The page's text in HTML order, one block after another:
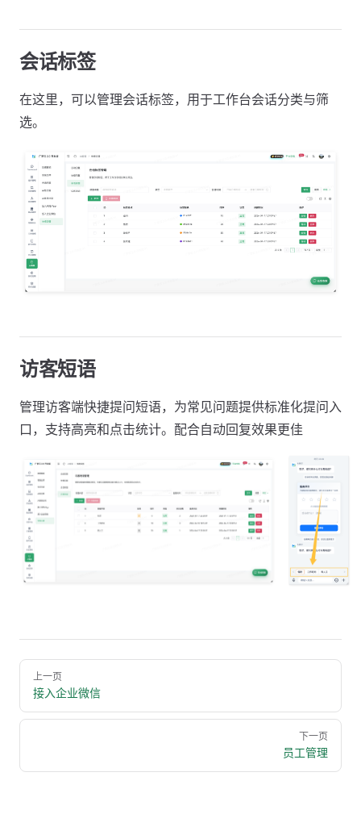
会话标签
在这里，可以管理会话标签，用于工作台会话分类与筛
选。
访客短语
管理访客端快捷提问短语，为常见问题提供标准化提问入
口，支持高亮和点击统计。配合自动回复效果更佳
Pager
上一页
接入企业微信
下一页
员工管理